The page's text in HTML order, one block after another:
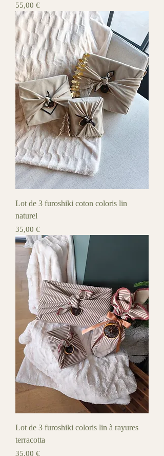
Prix
55,00 €
Lot de 3 furoshiki coton coloris lin
naturel
Prix
35,00 €
Lot de 3 furoshiki coloris lin à rayures
terracotta
Prix
35,00 €